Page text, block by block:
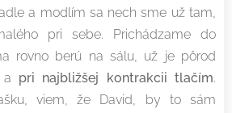
a modlím sa nech sme už tam,
pri sebe. Prichádzame do
rovno berú na sálu, už je pôrod
a pri najbližšej kontrakcii tlačím.
viem, že David, by to sám